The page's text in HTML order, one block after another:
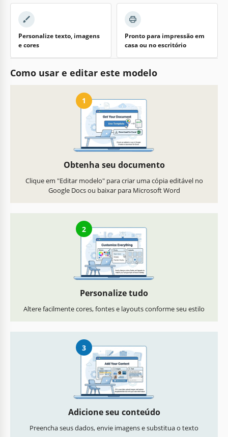
Personalize texto, imagens
e cores
Pronto para impressão em
casa ou no escritório
Como usar e editar este modelo
1
Obtenha seu documento
Clique em "Editar modelo" para criar uma cópia editável no
Google Docs ou baixar para Microsoft Word
2
Personalize tudo
Altere facilmente cores, fontes e layouts conforme seu estilo
3
Adicione seu conteúdo
Preencha seus dados, envie imagens e substitua o texto